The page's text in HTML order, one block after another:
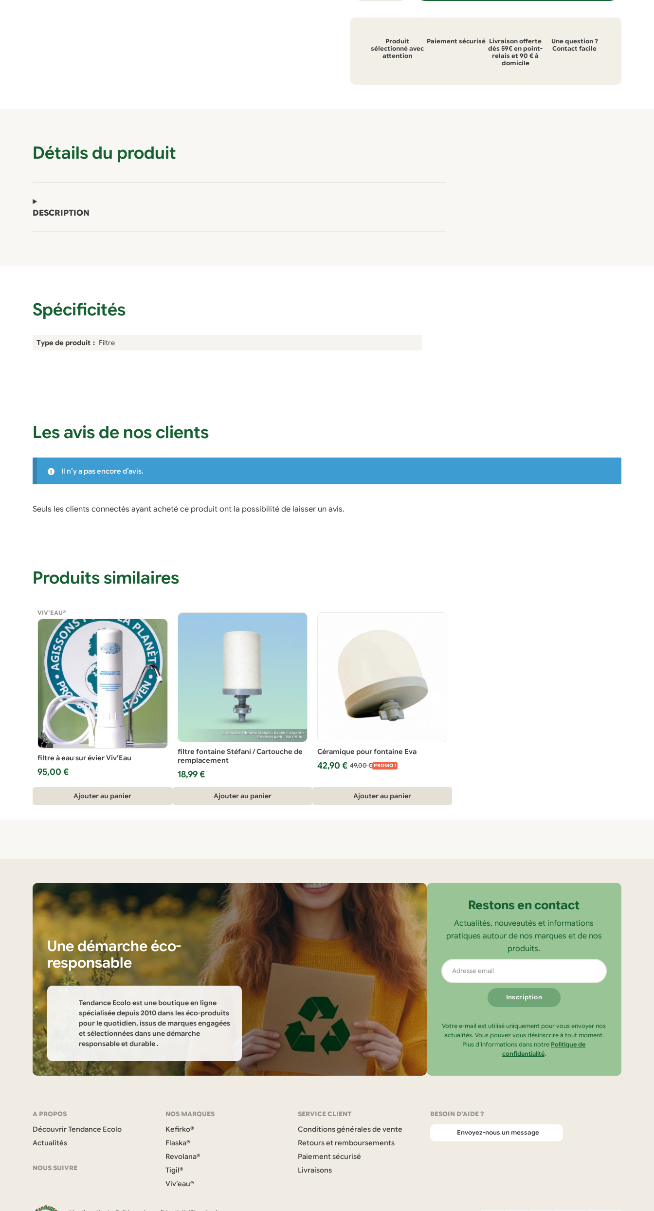
Viv'Eau
robinet
Produit
sélectionné avec
attention
Paiement sécurisé Livraison offerte
dès 59€ en point-
relais et 90 € à
domicile
Une question ?
Contact facile
Détails du produit
DESCRIPTION
Spécificités
Type de produit Filtre
Les avis de nos clients
Il n’y a pas encore d’avis.
Seuls les clients connectés ayant acheté ce produit ont la possibilité de laisser un avis.
Produits similaires
VIV'EAU®
filtre à eau sur évier Viv’Eau
95,00€
Ajouter au panier
filtre fontaine Stéfani / Cartouche de
remplacement
18,99€
Ajouter au panier
Céramique pour fontaine Eva
49,00€
Le
initial
49,00 €.
42,90 €
Le
actuel
42,90 €.
PROMO !
Ajouter au panier
Informations
la
boutique
Tendance
Ecolo
Une démarche éco-
responsable
Tendance Ecolo est une boutique en ligne
spécialisée depuis 2010 dans les éco-produits
pour le quotidien, issus de marques engagées
et sélectionnées dans une démarche
responsable et durable .
Restons en contact
Actualités, nouveautés et informations
pratiques autour de nos marques et de nos
produits.
Adresse
email
Votre e-mail est utilisé uniquement pour vous envoyer nos
actualités. Vous pouvez vous désinscrire à tout moment.
Plus d’informations dans notre Politique de
confidentialité.
Navigation
A PROPOS
Découvrir Tendance Ecolo
Actualités
NOUS SUIVRE
c
NOS MARQUES
Kefirko®
Flaska®
Revolana®
Tigil®
Viv’eau®
SERVICE CLIENT
Conditions générales de vente
Retours et remboursements
Paiement sécurisé
Livraisons
BESOIN D'AIDE ?
Envoyez-nous un message